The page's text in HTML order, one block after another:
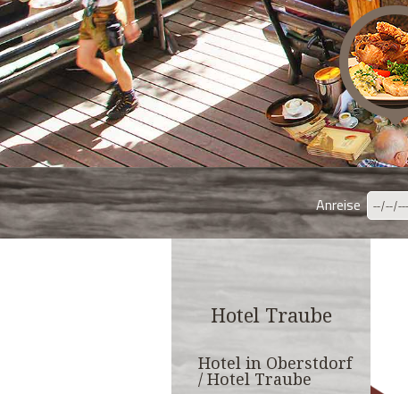
Anreise
Hotel Traube
Hotel in Oberstdorf
/ Hotel Traube